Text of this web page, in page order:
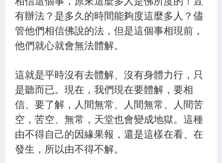
有辦法？是多久的時間能夠度這麼多人？儘
管他們相信佛說的法，但是這個事相現前，
他們就心就會無法體解。
這就是平時沒有去體解、沒有身體力行，只
是聽而已。現在，我們現在要體解，要相
信、要了解，人間無常、人間無常、人間苦
空，苦空、無常，天堂也會變成地獄。這種
由不得自己的因緣果報，還是這樣在看、在
發生，所以由不得不解。